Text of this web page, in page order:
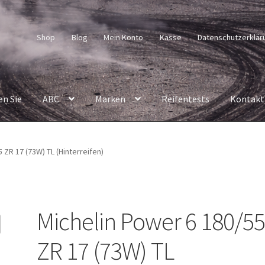
Shop Blog Mein Konto Kasse
Sie ABC Marken Reifentests Kontakt
17 (73W) TL (Hinterreifen)
Michelin Power 6 180/55
ZR 17 (73W) TL